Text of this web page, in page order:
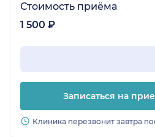
Стоимость приёма
1 500 ₽
Записаться на
Клиника перезвонит завтра